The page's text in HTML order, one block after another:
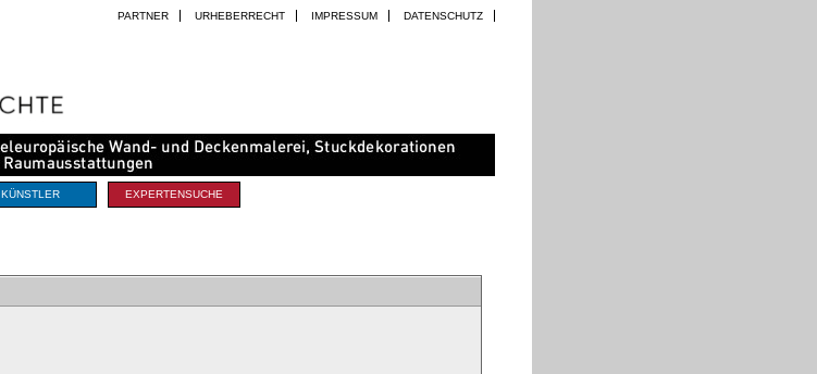
PARTNER URHEBERRECHT IMPRESSUM DATENSCHUTZ
KÜNSTLER EXPERTENSUCHE